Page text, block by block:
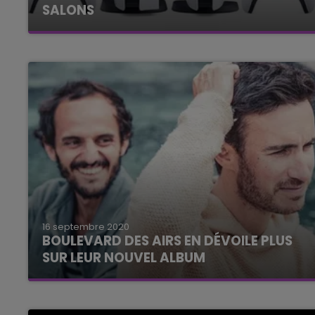
LE TICKET DE CAISSE
SALONS
La prochaine console de Sony sera bientôt
16 septembre 2020
BOULEVARD DES AIRS EN DÉVOILE PLUS
SUR LEUR NOUVEL ALBUM
Pas mal de surprises arrivent...